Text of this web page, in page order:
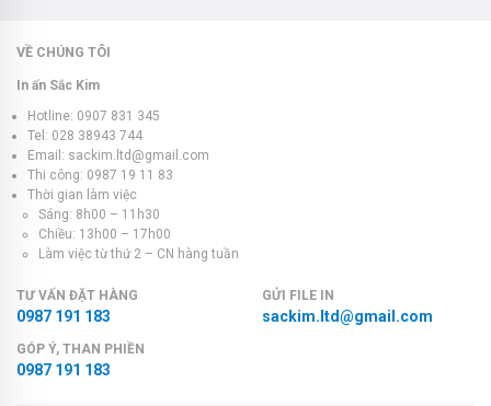
VỀ CHÚNG TÔI
In ấn Sắc Kim
Hotline: 0907 831 345
Tel: 028 38943 744
Email: sackim.ltd@gmail.com
Thi công: 0987 19 11 83
Thời gian làm việc
Sáng: 8h00 – 11h30
Chiều: 13h00 – 17h00
Làm việc từ thứ 2 – CN hàng tuần
TƯ VẤN ĐẶT HÀNG
0987 191 183
GỬI FILE IN
sackim.ltd@gmail.com
GÓP Ý, THAN PHIỀN
0987 191 183